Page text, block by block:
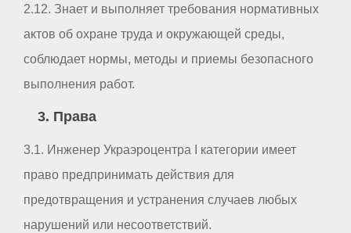
2.12. Знает и выполняет требования нормативных
актов об охране труда и окружающей среды,
соблюдает нормы, методы и приемы безопасного
выполнения работ.
3. Права
3.1. Инженер Украэроцентра I категории имеет
право предпринимать действия для
предотвращения и устранения случаев любых
нарушений или несоответствий.